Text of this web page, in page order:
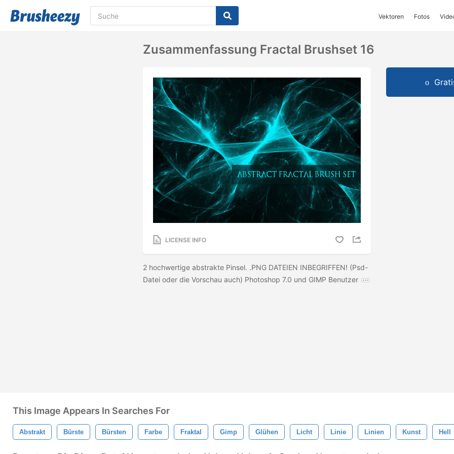
Vektoren Fotos
Zusammenfassung Fractal Brushset 16
LICENSE INFO
2 hochwertige abstrakte Pinsel. .PNG DATEIEN INBEGRIFFEN! (Psd-
Datei oder die Vorschau auch) Photoshop 7.0 und GIMP Benutzer
This Image Appears In Searches For
Abstrakt Bürste Bürsten Farbe Fraktal Gimp Glühen Licht Linie Linien Kunst Hell